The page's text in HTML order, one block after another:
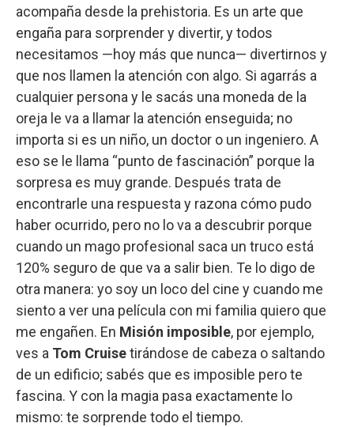
acompaña desde la prehistoria. Es un arte que
engaña para sorprender y divertir, y todos
necesitamos —hoy más que nunca— divertirnos y
que nos llamen la atención con algo. Si agarrás a
cualquier persona y le sacás una moneda de la
oreja le va a llamar la atención enseguida; no
importa si es un niño, un doctor o un ingeniero. A
eso se le llama “punto de fascinación” porque la
sorpresa es muy grande. Después trata de
encontrarle una respuesta y razona cómo pudo
haber ocurrido, pero no lo va a descubrir porque
cuando un mago profesional saca un truco está
120% seguro de que va a salir bien. Te lo digo de
otra manera: yo soy un loco del cine y cuando me
siento a ver una película con mi familia quiero que
me engañen. En Misión imposible, por ejemplo,
ves a Tom Cruisetirándose de cabeza o saltando
de un edificio; sabés que es imposible pero te
fascina. Y con la magia pasa exactamente lo
mismo: te sorprende todo el tiempo.